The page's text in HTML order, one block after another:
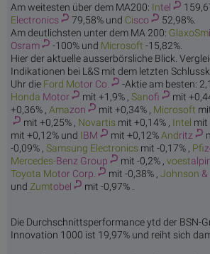
Am weitesten über dem MA200: Intel
Electronics 79,58% und Cisco
52,98%.
Am deutlichsten unter dem MA 200: GlaxoSm
Osram
-100% und Microsoft -15,82%.
Hier der aktuelle ausserbörsliche Blick.
Indikationen bei L&S mit dem letzten
Uhr die Ford Motor Co.
-Aktie am besten:
Honda Motor mit +1,9% , Sanofi mit
+0,36% , Amazon mit +0,34% , Microsoft
mit +0,25% , Novartis mit +0,14% , Intel mit
mit +0,12% und IBM mit +0,12%Andritz
-0,09% , Samsung Electronics mit -0,17% , Pfi
Mercedes-Benz Group mit -0,2% , voest
Toyota Motor Corp. mit -0,38% , Johnson
und Zumtobel mit -0,97% .
Die Durchschnittsperformance ytd der BSN-
Innovation 1000 ist 19,97% und reiht sich